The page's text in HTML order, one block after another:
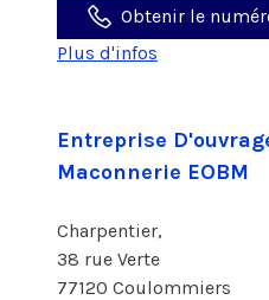
Obtenir le
Plus d'infos
Entreprise
Maconnerie EOBM
Charpentier,
38 rue Verte
77120 Coulommiers